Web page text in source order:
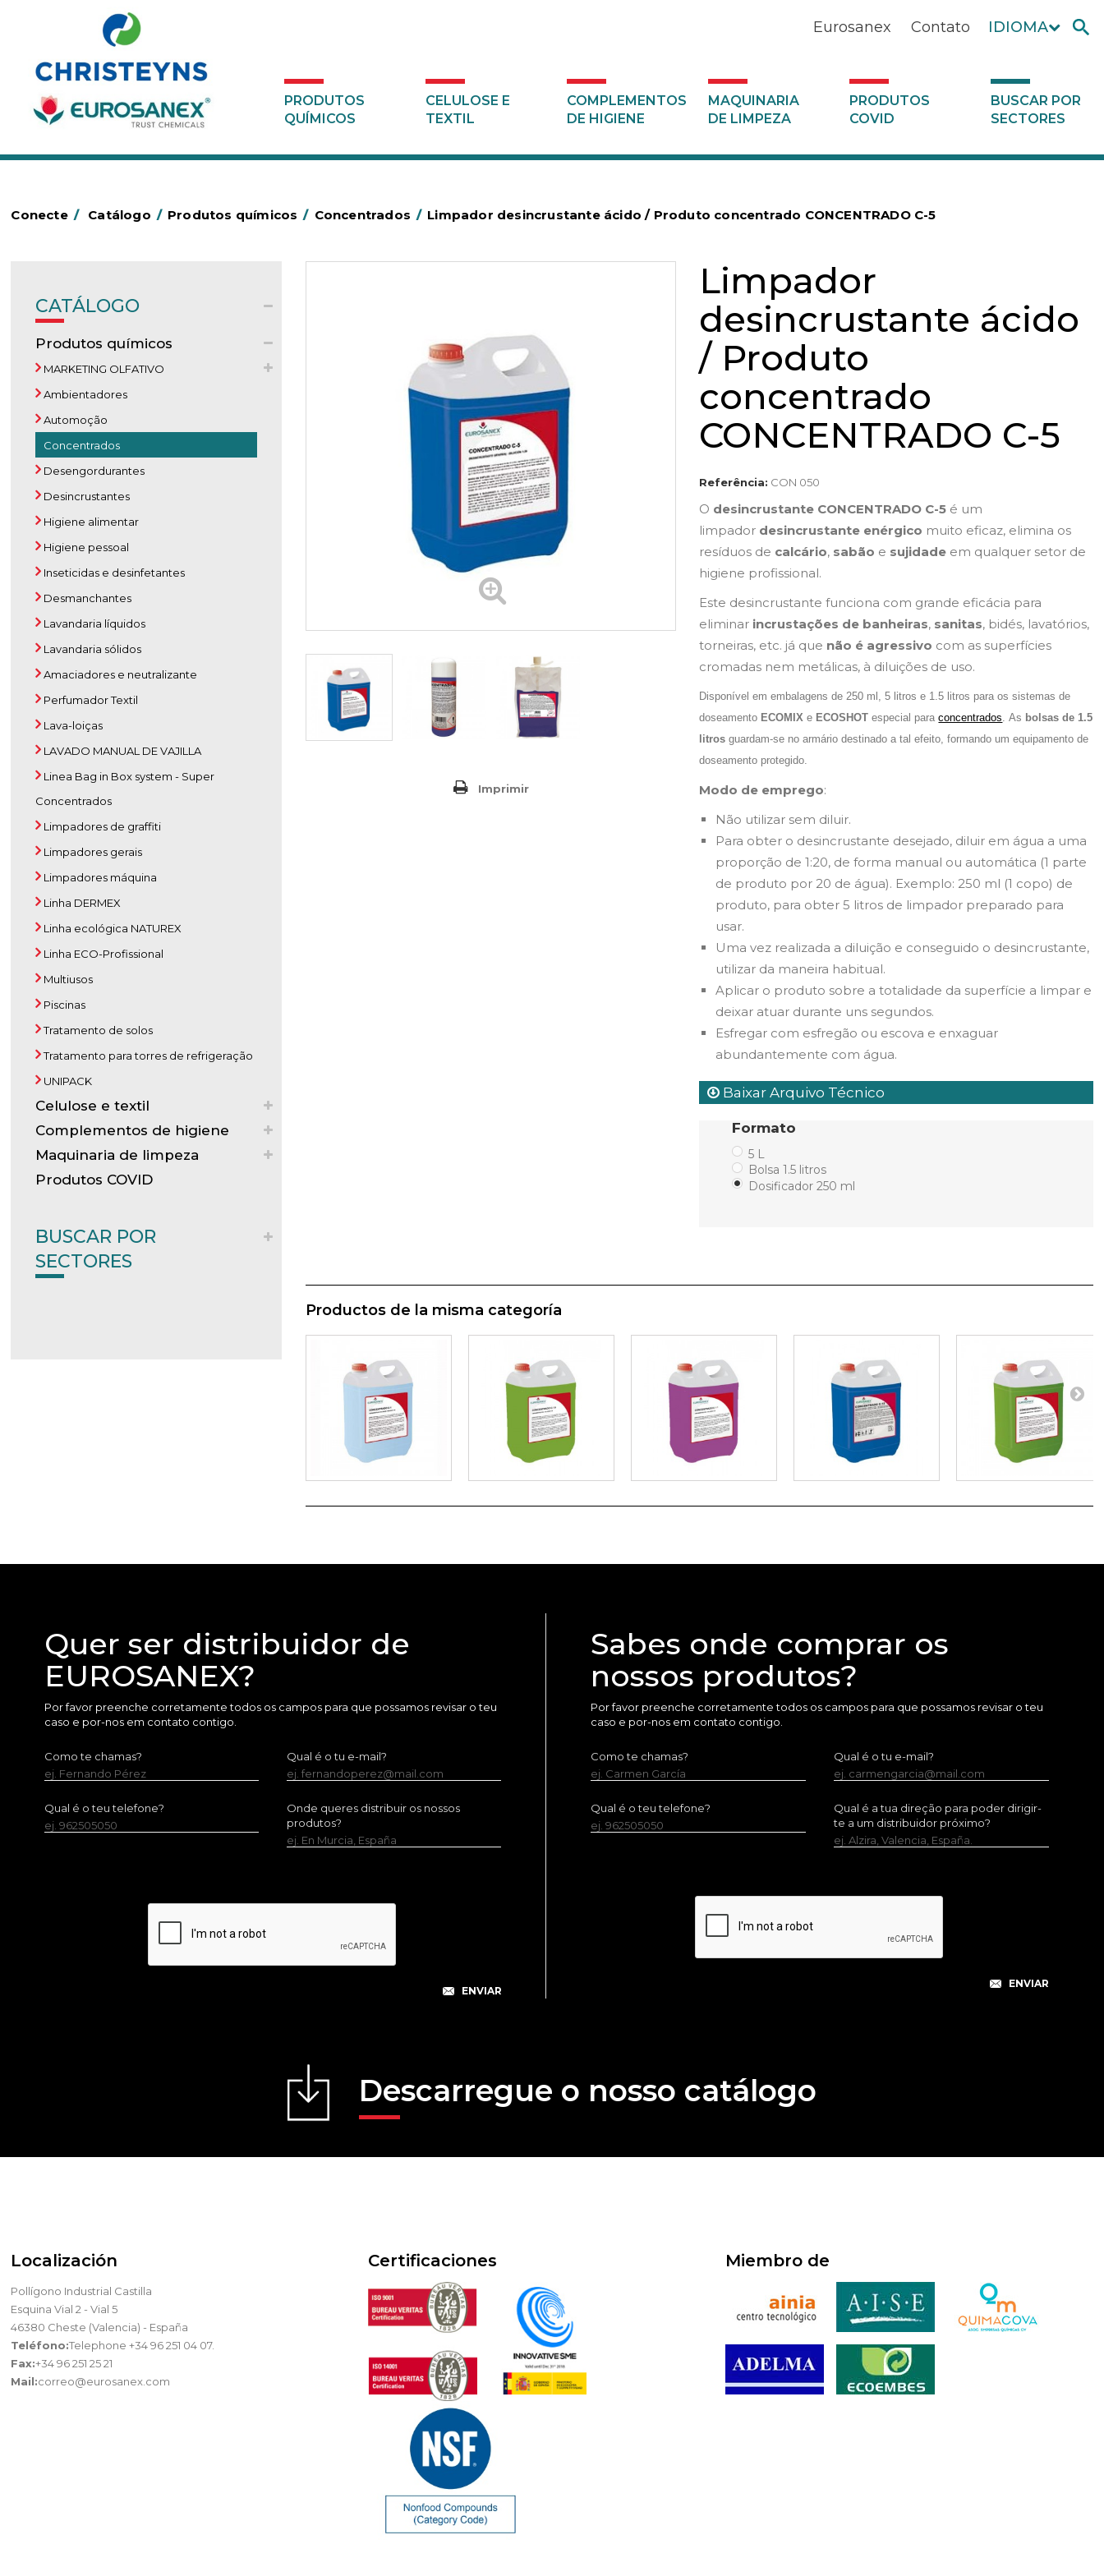
IDIOMA
Contato
Eurosanex
PRODUTOS
QUÍMICOS
CELULOSE E
TEXTIL
COMPLEMENTOS
DE HIGIENE
MAQUINARIA
DE LIMPEZA
PRODUTOS
COVID
BUSCAR POR
SECTORES
Conecte / Catálogo / Produtos químicos / Concentrados / Limpador desincrustante ácido / Produto concentrado CONCENTRADO C-5
CATÁLOGO
Produtos químicos
MARKETING OLFATIVO
Ambientadores
Automoção
Concentrados
Desengordurantes
Desincrustantes
Higiene alimentar
Higiene pessoal
Inseticidas e desinfetantes
Desmanchantes
Lavandaria líquidos
Lavandaria sólidos
Amaciadores e neutralizante
Perfumador Textil
Lava-loiças
LAVADO MANUAL DE VAJILLA
Linea Bag in Box system - Super
Concentrados
Limpadores de graffiti
Limpadores gerais
Limpadores máquina
Linha DERMEX
Linha ecológica NATUREX
Linha ECO-Profissional
Multiusos
Piscinas
Tratamento de solos
Tratamento para torres de refrigeração
UNIPACK
Celulose e textil
Complementos de higiene
Maquinaria de limpeza
Produtos COVID
BUSCAR POR
SECTORES
Imprimir
Limpador
desincrustante ácido
/ Produto
concentrado
CONCENTRADO C-5
Referência: CON 050
O desincrustante CONCENTRADO C-5 é um
limpador desincrustante enérgico muito eficaz, elimina os
resíduos de calcário, sabão e sujidade em qualquer setor de
higiene profissional.
Este desincrustante funciona com grande eficácia para
eliminar incrustações de banheiras, sanitas, bidés, lavatórios,
torneiras, etc. já que não é agressivo com as superfícies
cromadas nem metálicas, à diluições de uso.
Disponível em embalagens de 250 ml, 5 litros e 1.5 litros para os sistemas de
doseamento ECOMIX e ECOSHOT especial paraconcentrados. As bolsas de 1.5
litros guardam-se no armário destinado a tal efeito, formando um equipamento de
doseamento protegido.
Modo de emprego:
Não utilizar sem diluir.
Para obter o desincrustante desejado, diluir em água a uma
proporção de 1:20, de forma manual ou automática (1 parte
de produto por 20 de água). Exemplo: 250 ml (1 copo) de
produto, para obter 5 litros de limpador preparado para
usar.
Uma vez realizada a diluição e conseguido o desincrustante,
utilizar da maneira habitual.
Aplicar o produto sobre a totalidade da superfície a limpar e
deixar atuar durante uns segundos.
Esfregar com esfregão ou escova e enxaguar
abundantemente com água.
Baixar Arquivo Técnico
Formato
5 L
Bolsa 1.5 litros
Dosificador 250 ml
Productos de la misma categoría
Quer ser distribuidor de
EUROSANEX?
Por favor preenche corretamente todos os campos para que possamos revisar o teu
caso e por-nos em contato contigo.
Como te chamas?
ej. Fernando Pérez
Qual é o tu e-mail?
ej. fernandoperez@mail.com
Qual é o teu telefone?
ej. 962505050
Onde queres distribuir os nossos
produtos?
ej. En Murcia, España
Sabes onde comprar os
nossos produtos?
Por favor preenche corretamente todos os campos para que possamos revisar o teu
caso e por-nos em contato contigo.
Como te chamas?
ej. Carmen García
Qual é o tu e-mail?
ej. carmengarcia@mail.com
Qual é o teu telefone?
ej. 962505050
Qual é a tua direção para poder dirigir-
te a um distribuidor próximo?
ej. Alzira, Valencia, España.
Descarregue o nosso catálogo
Localización
Pollígono Industrial Castilla
Esquina Vial 2 - Vial 5
46380 Cheste (Valencia) - España
Teléfono:Telephone +34 96 251 04 07.
Fax:+34 96 251 25 21
Mail:correo@eurosanex.com
Certificaciones Miembro de